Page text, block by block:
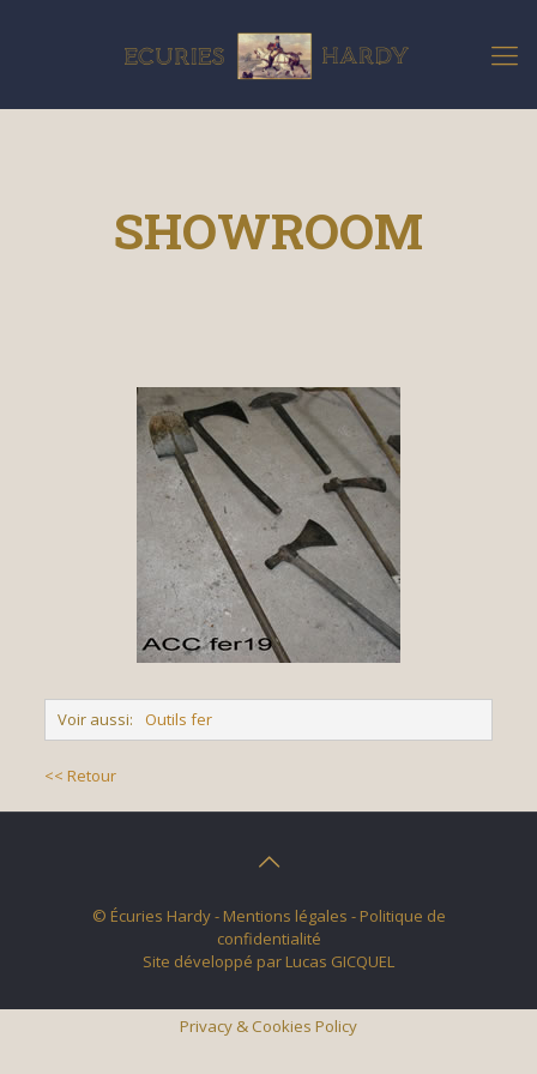
SHOWROOM
Voir aussi: Outils fer
<< Retour
© Écuries Hardy - Mentions légales - Politique de
confidentialité
Site développé par Lucas GICQUEL
Privacy & Cookies Policy